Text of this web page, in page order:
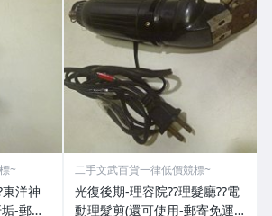
~
東洋神
-郵寄
二手文武百貨一律低價競標~
光復後期-理容院??理髮廳??電
動理髮剪(還可使用-郵寄免運